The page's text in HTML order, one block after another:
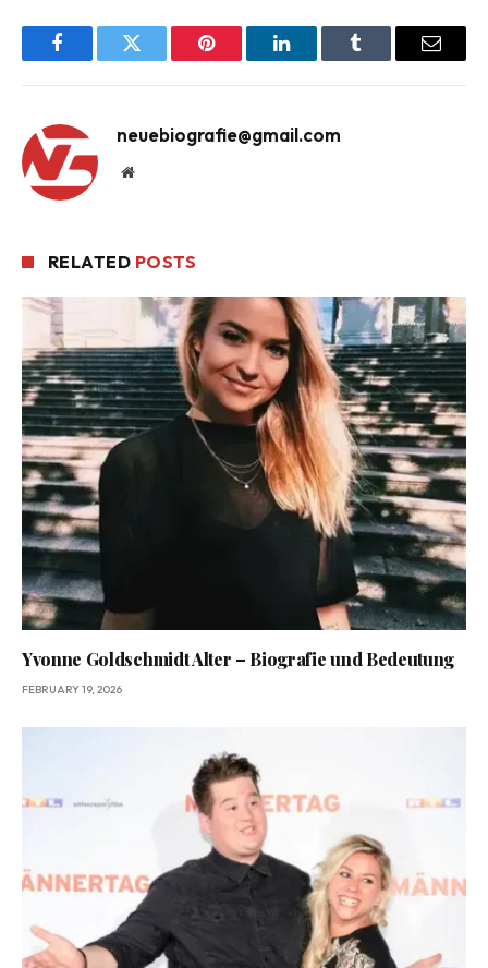
FacebookTwitter Pinterest LinkedInTumblr Email
neuebiografie@gmail.com
Website
RELATED POSTS
Yvonne Goldschmidt Alter – Biografie und Bedeutung
FEBRUARY 19, 2026